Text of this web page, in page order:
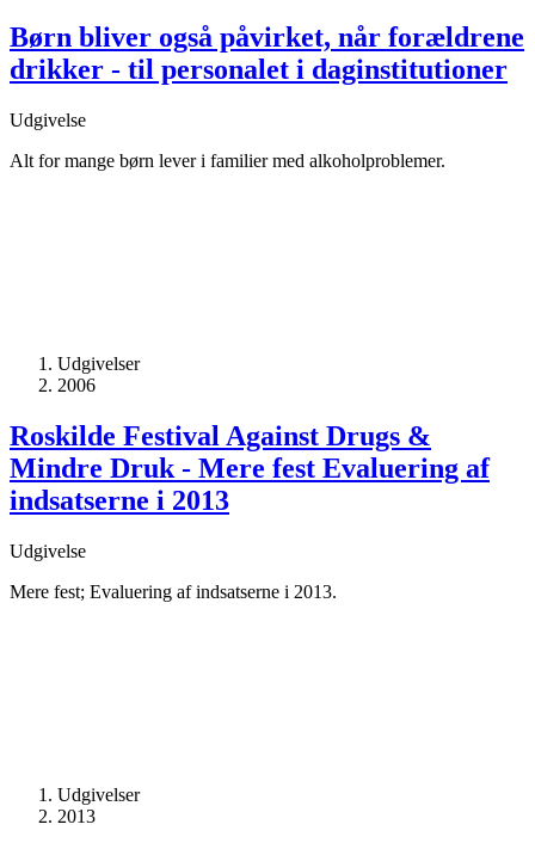
Børn bliver også påvirket, når forældrene
drikker - til personalet i daginstitutioner
Udgivelse
Alt for mange børn lever i familier med alkoholproblemer.
Udgivelser
2006
Roskilde Festival Against Drugs &
Mindre Druk - Mere fest Evaluering af
indsatserne i 2013
Udgivelse
Mere fest; Evaluering af indsatserne i 2013.
Udgivelser
2013